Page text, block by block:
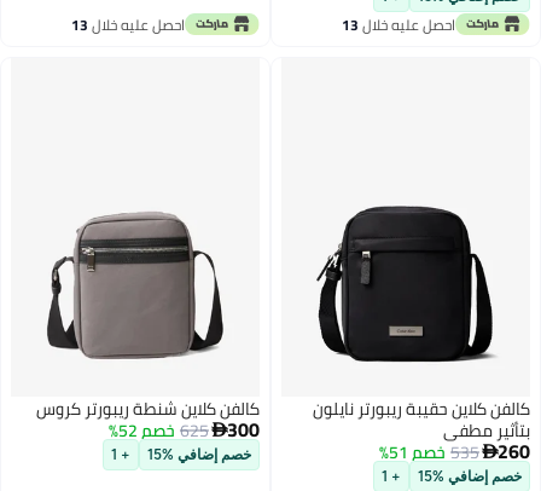
احصل عليه خلال13
اغسطس
احصل عليه خلال13
اغسطس
كالفن كلاين حقيبة ريبورتر نايلون
بتأثير مطفي
260
535خصم 51%
خصم إضافي %15 + 1
كالفن كلاين شنطة ريبورتر كروس
300
625خصم 52%
خصم إضافي %15 + 1